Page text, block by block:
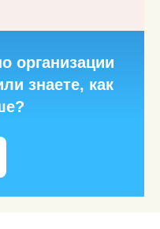
организации
знаете, как